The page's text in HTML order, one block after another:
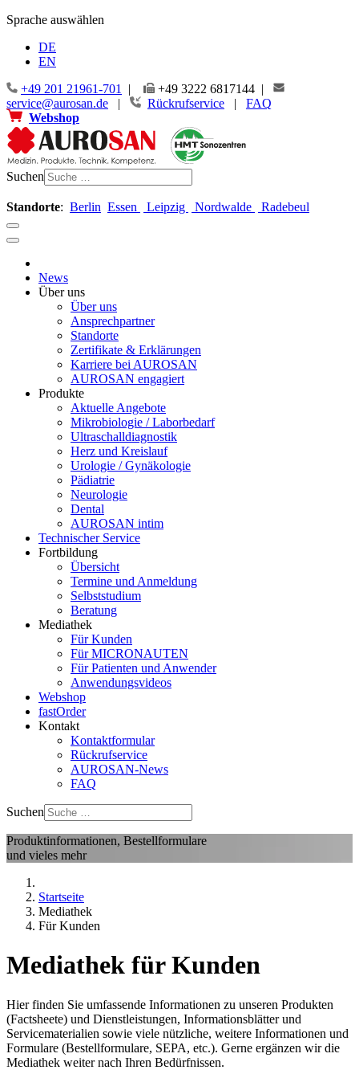
Sprache auswählen
DE
EN
+49 201 21961-701
|
+49 3222 6817144 |
service@aurosan.de | Rückrufservice |
FAQ
Webshop
Suchen
Standorte: Berlin Essen Leipzig Nordwalde Radebeul
News
Über uns
Über uns
Ansprechpartner
Standorte
Zertifikate & Erklärungen
Karriere bei AUROSAN
AUROSAN engagiert
Produkte
Aktuelle Angebote
Mikrobiologie / Laborbedarf
Ultraschalldiagnostik
Herz und Kreislauf
Urologie / Gynäkologie
Pädiatrie
Neurologie
Dental
AUROSAN intim
Technischer Service
Fortbildung
Übersicht
Termine und Anmeldung
Selbststudium
Beratung
Mediathek
Für Kunden
Für MICRONAUTEN
Für Patienten und Anwender
Anwendungsvideos
Webshop
fastOrder
Kontakt
Kontaktformular
Rückrufservice
AUROSAN-News
FAQ
Suchen
Produktinformationen, Bestellformulare
und vieles mehr
Startseite
Mediathek
Für Kunden
Mediathek für Kunden
Hier finden Sie umfassende Informationen zu unseren Produkten
(Factsheete) und Dienstleistungen, Informationsblätter und
Servicematerialien sowie viele nützliche, weitere Informationen und
Formulare (Bestellformulare, SEPA, etc.). Gerne ergänzen wir die
Mediathek weiter nach Ihren Bedürfnissen.